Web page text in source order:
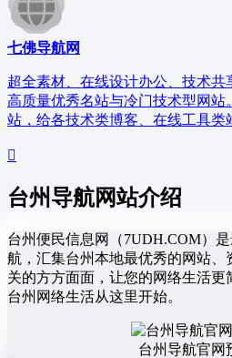
七佛导航网
超全素材、在线设计办公、技术
高质量优秀名站与冷门技术型网站
站，给各技术类博客、在线工具类
台州导航网站介绍
台州便民信息网（7UDH.COM）
航，汇集台州本地最优秀的网站、
关的方方面面，让您的网络生活更
台州网络生活从这里开始。
台州导航官网